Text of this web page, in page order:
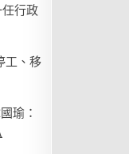
行政
工、移
瑜：